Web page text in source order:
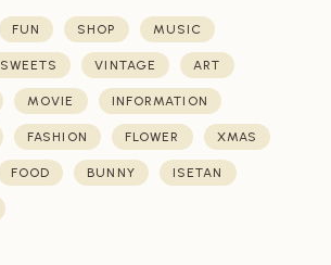
FUN SHOP MUSIC
SWEETS VINTAGE ART
MOVIE INFORMATION
FASHION FLOWER XMAS
FOOD BUNNY ISETAN